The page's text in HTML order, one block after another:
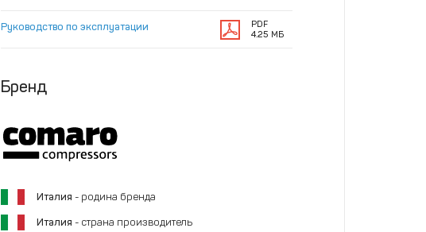
Руководство по эксплуатации
PDF
4.25 МБ
Бренд
Италия - родина бренда
Италия - страна производитель